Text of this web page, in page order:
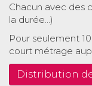
Chacun avec des
la durée…)
Pour seulement
court métrage
Distribution